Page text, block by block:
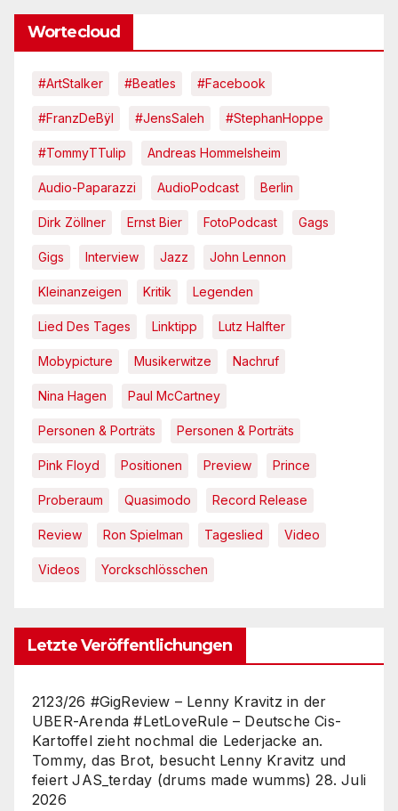
Wortecloud
#ArtStalker #Beatles #Facebook
#FranzDeBÿl #JensSaleh #StephanHoppe
#TommyTTulip Andreas Hommelsheim
Audio-Paparazzi AudioPodcast Berlin
Dirk Zöllner Ernst Bier FotoPodcast Gags
Gigs Interview Jazz John Lennon
Kleinanzeigen Kritik Legenden
Lied Des Tages Linktipp Lutz Halfter
Mobypicture Musikerwitze Nachruf
Nina Hagen Paul McCartney
Personen & Porträts Personen & Porträts
Pink Floyd Positionen Preview Prince
Proberaum Quasimodo Record Release
Review Ron Spielman Tageslied Video
Videos Yorckschlösschen
Letzte Veröffentlichungen
2123/26 #GigReview – Lenny Kravitz in der
UBER-Arenda #LetLoveRule – Deutsche Cis-
Kartoffel zieht nochmal die Lederjacke an.
Tommy, das Brot, besucht Lenny Kravitz und
feiert JAS_terday (drums made wumms) 28. Juli
2026